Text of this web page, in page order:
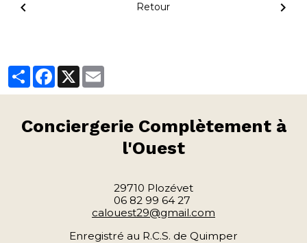
Retour
PartagerFacebook
X
Conciergerie Complètement à
l'Ouest
29710 Plozévet
06 82 99 64 27
calouest29@gmail.com
Enregistré au R.C.S. de Quimper